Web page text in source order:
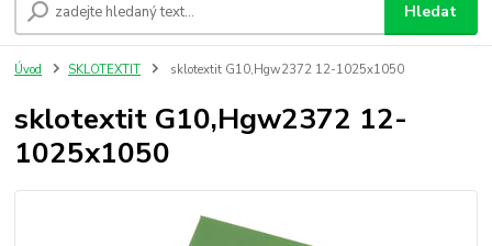
Hledat
Úvod SKLOTEXTIT sklotextit G10,Hgw2372 12-1025x1050
sklotextit G10,Hgw2372 12-
1025x1050